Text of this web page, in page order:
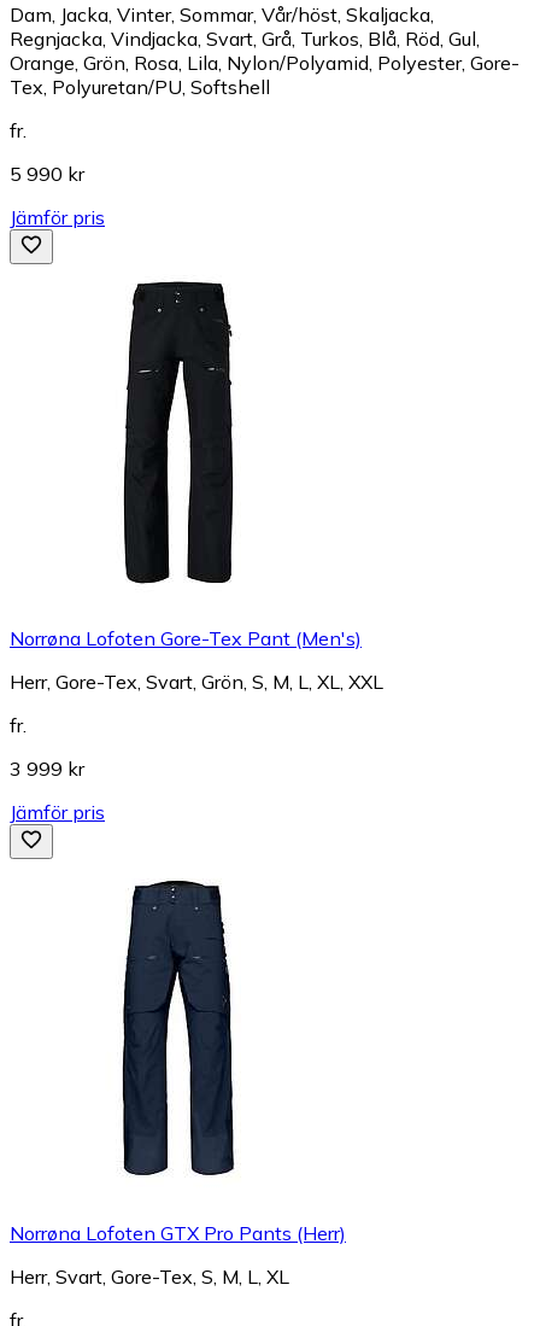
Dam, Jacka, Vinter, Sommar, Vår/höst, Skaljacka,
Regnjacka, Vindjacka, Svart, Grå, Turkos, Blå, Röd, Gul,
Orange, Grön, Rosa, Lila, Nylon/Polyamid, Polyester, Gore-
Tex, Polyuretan/PU, Softshell
fr.
5 990 kr
Jämför pris
Norrøna Lofoten Gore-Tex Pant (Men's)
Herr, Gore-Tex, Svart, Grön, S, M, L, XL, XXL
fr.
3 999 kr
Jämför pris
Norrøna Lofoten GTX Pro Pants (Herr)
Herr, Svart, Gore-Tex, S, M, L, XL
fr.